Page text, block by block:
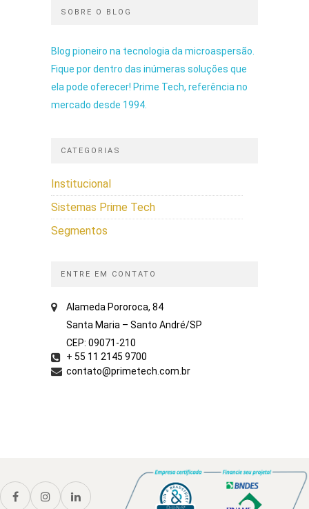
SOBRE O BLOG
Blog pioneiro na tecnologia da microaspersão.
Fique por dentro das inúmeras soluções que
ela pode oferecer! Prime Tech, referência no
mercado desde 1994.
CATEGORIAS
Institucional
Sistemas Prime Tech
Segmentos
ENTRE EM CONTATO
Alameda Pororoca, 84
Santa Maria – Santo André/SP
CEP: 09071-210
+ 55 11 2145 9700
contato@primetech.com.br